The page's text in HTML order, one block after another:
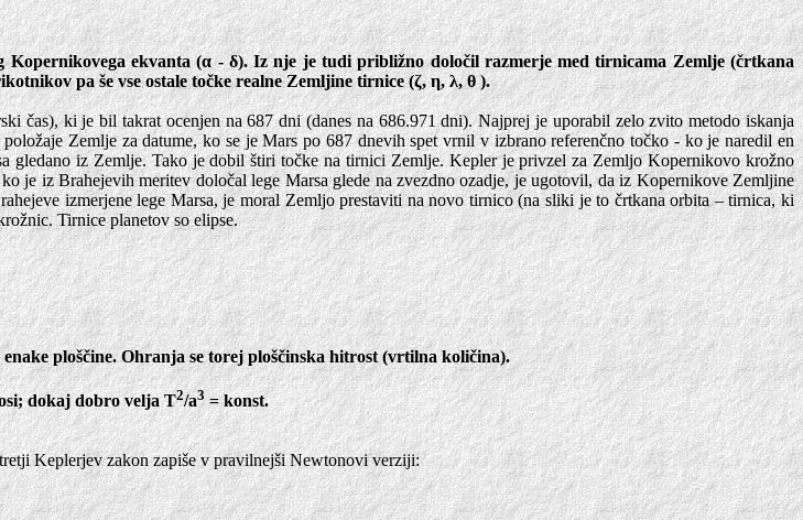
ekvanta (α - δ). Iz nje je tudi približno določil razmerje med tirnicama Zemlje (črtkana
pa še vse ostale točke realne Zemljine tirnice (ζ, η, λ, θ ).
čas), ki je bil takrat ocenjen na 687 dni (danes na 686.971 dni). Najprej je uporabil zelo zvito metodo iskanja
Zemlje za datume, ko se je Mars po 687 dnevih spet vrnil v izbrano referenčno točko - ko je naredil en
iz Zemlje. Tako je dobil štiri točke na tirnici Zemlje. Kepler je privzel za Zemljo Kopernikovo krožno
je iz Brahejevih meritev določal lege Marsa glede na zvezdno ozadje, je ugotovil, da iz Kopernikove Zemljine
izmerjene lege Marsa, je moral Zemljo prestaviti na novo tirnico (na sliki je to črtkana orbita – tirnica, ki
Tirnice planetov so elipse.
ploščine. Ohranja se torej ploščinska hitrost (vrtilna količina).
dokaj dobro velja T2/a3 = konst.
Keplerjev zakon zapiše v pravilnejši Newtonovi verziji: